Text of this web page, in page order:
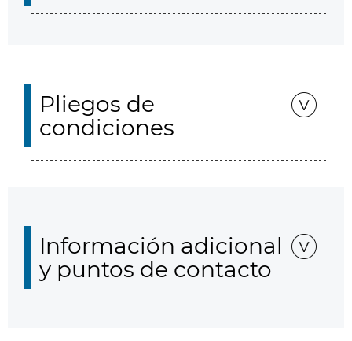
Pliegos de
condiciones
Información adicional
y puntos de contacto